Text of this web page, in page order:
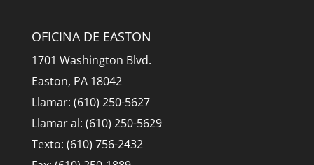
OFICINA DE EASTON
1701 Washington Blvd.
Easton, PA 18042
Llamar: (610) 250-5627
Llamar al: (610) 250-5629
Texto: (610) 756-2432